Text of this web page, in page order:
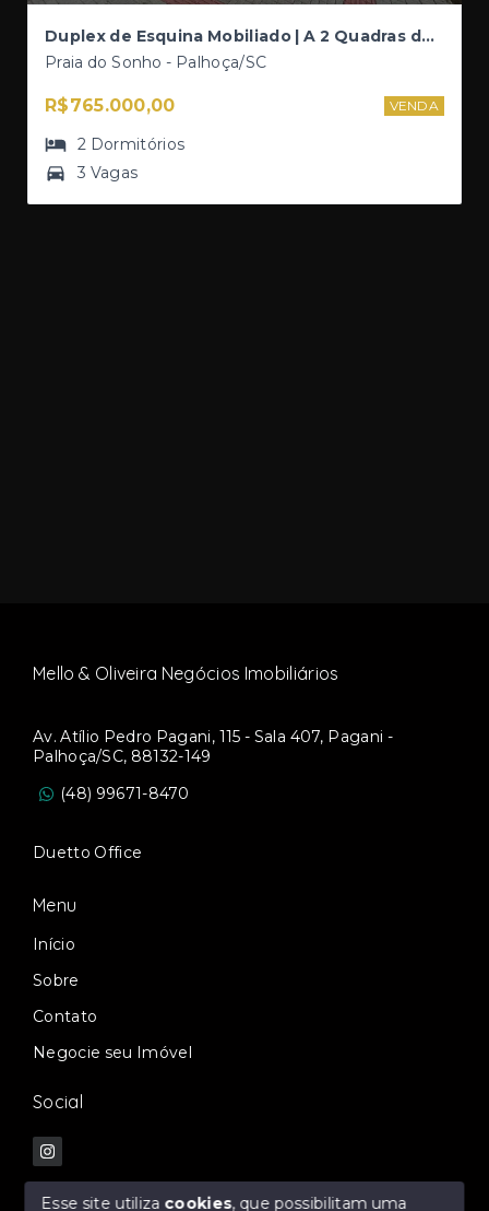
Duplex de Esquina Mobiliado | A 2 Quadras do Mar | 2 Dormitórios | Sacada | 3 Vagas de garagem
Praia do Sonho - Palhoça/SC
R$765.000,00 VENDA
2 Dormitórios
3 Vagas
Mello & Oliveira Negócios Imobiliários
Av. Atílio Pedro Pagani, 115 - Sala 407, Pagani -
Palhoça/SC, 88132-149
(48) 99671-8470
Duetto Office
Menu
Início
Sobre
Contato
Negocie seu Imóvel
Social
Esse site utiliza cookies, que possibilitam uma